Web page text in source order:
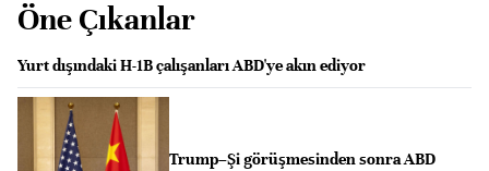
Öne Çıkanlar
Yurt dışındaki H-1B çalışanları ABD'ye akın ediyor
Trump–Şi görüşmesinden sonra ABD